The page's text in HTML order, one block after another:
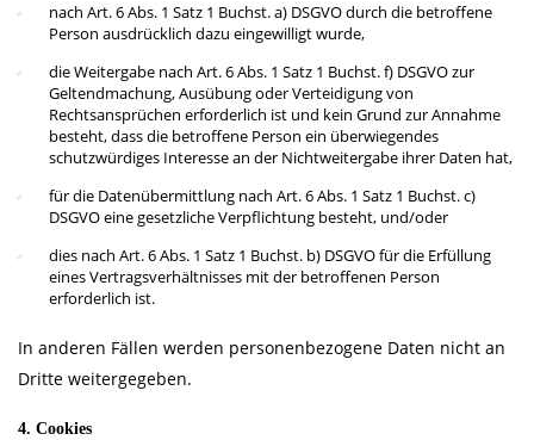
nach Art. 6 Abs. 1 Satz 1 Buchst. a) DSGVO durch die betroffene
Person ausdrücklich dazu eingewilligt wurde,
die Weitergabe nach Art. 6 Abs. 1 Satz 1 Buchst. f) DSGVO zur
Geltendmachung, Ausübung oder Verteidigung von
Rechtsansprüchen erforderlich ist und kein Grund zur Annahme
besteht, dass die betroffene Person ein überwiegendes
schutzwürdiges Interesse an der Nichtweitergabe ihrer Daten hat,
für die Datenübermittlung nach Art. 6 Abs. 1 Satz 1 Buchst. c)
DSGVO eine gesetzliche Verpflichtung besteht, und/oder
dies nach Art. 6 Abs. 1 Satz 1 Buchst. b) DSGVO für die Erfüllung
eines Vertragsverhältnisses mit der betroffenen Person
erforderlich ist.
In anderen Fällen werden personenbezogene Daten nicht an
Dritte weitergegeben.
4. Cookies